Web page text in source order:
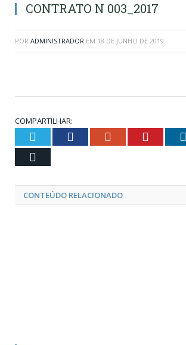
CONTRATO N 003_2017
POR ADMINISTRADOR EM 18 DE JUNHO DE 2019
COMPARTILHAR:
Twitter Facebook Google+ Pinterest
CONTEÚDO RELACIONADO